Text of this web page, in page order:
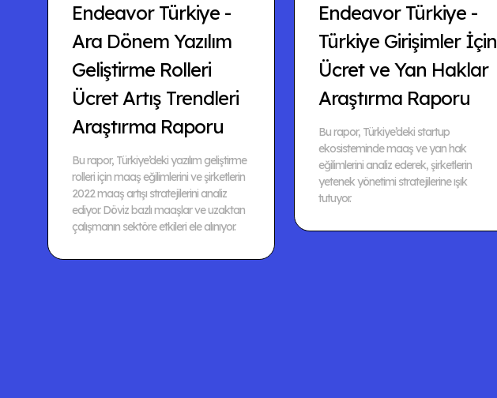
Endeavor Türkiye -
Ara Dönem Yazılım
Geliştirme Rolleri
Ücret Artış Trendleri
Araştırma Raporu
Bu rapor, Türkiye’deki yazılım geliştirme
rolleri için maaş eğilimlerini ve şirketlerin
2022 maaş artışı stratejilerini analiz
ediyor. Döviz bazlı maaşlar ve uzaktan
çalışmanın sektöre etkileri ele alınıyor.
Endeavor Türkiye -
Türkiye Girişimler İçin
Ücret ve Yan Haklar
Araştırma Raporu
Bu rapor, Türkiye’deki startup
ekosisteminde maaş ve yan hak
eğilimlerini analiz ederek, şirketlerin
yetenek yönetimi stratejilerine ışık
tutuyor.